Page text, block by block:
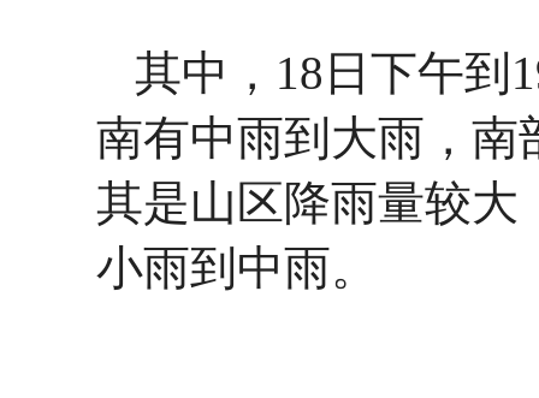
其中，18日下午到
南有中雨到大雨，南
其是山区降雨量较大
小雨到中雨。